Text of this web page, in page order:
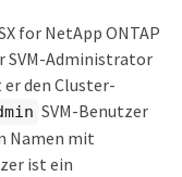
for NetApp ONTAP
SVM-Administrator
den Cluster-
SVM-Benutzer
Namen mit
ist ein